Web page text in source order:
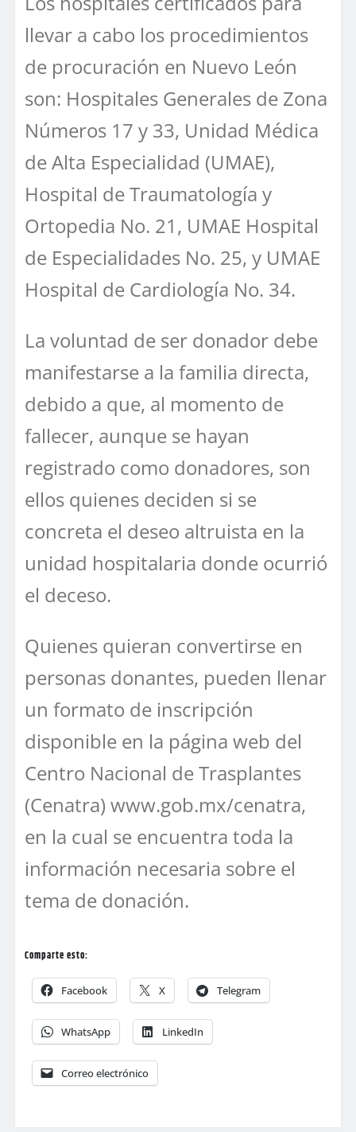
llevar a cabo los procedimientos
de procuración en Nuevo León
son: Hospitales Generales de Zona
Números 17 y 33, Unidad Médica
de Alta Especialidad (UMAE),
Hospital de Traumatología y
Ortopedia No. 21, UMAE Hospital
de Especialidades No. 25, y UMAE
Hospital de Cardiología No. 34.
La voluntad de ser donador debe
manifestarse a la familia directa,
debido a que, al momento de
fallecer, aunque se hayan
registrado como donadores, son
ellos quienes deciden si se
concreta el deseo altruista en la
unidad hospitalaria donde ocurrió
el deceso.
Quienes quieran convertirse en
personas donantes, pueden llenar
un formato de inscripción
disponible en la página web del
Centro Nacional de Trasplantes
(Cenatra) www.gob.mx/cenatra,
en la cual se encuentra toda la
información necesaria sobre el
tema de donación.
Comparte esto:
Facebook X Telegram
WhatsApp LinkedIn
Correo electrónico